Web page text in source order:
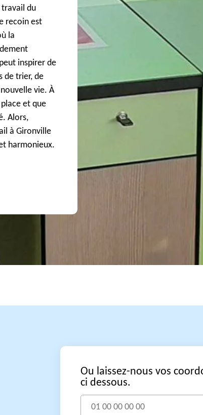
travail du
recoin est
la
inspirer de
de trier, de
vie. À
et que
Alors,
à Gironville
harmonieux.
Ou laissez-nous vos
ci dessous.